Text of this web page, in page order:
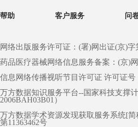
帮助 客户服务 问
网络出版服务许可证：(署)网出证(京)字
药品医疗器械网络信息服务备案：(京)
信息网络传播视听节目许可证 许可证号
万方数据知识服务平台--国家科技支撑
2006BAH03B01）
万方数据学术资源发现获取服务系统[
第11363462号